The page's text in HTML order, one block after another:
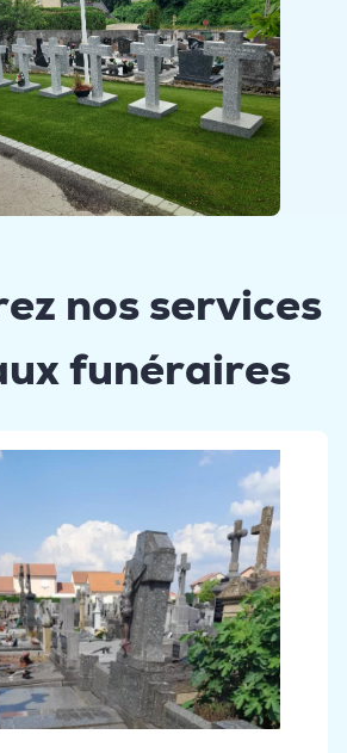
nos services
funéraires